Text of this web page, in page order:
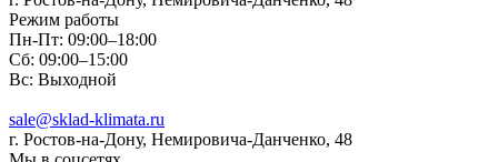
Режим работы
Пн-Пт: 09:00–18:00
Сб: 09:00–15:00
Вс: Выходной
sale@sklad-klimata.ru
г. Ростов-на-Дону, Немировича-Данченко, 48